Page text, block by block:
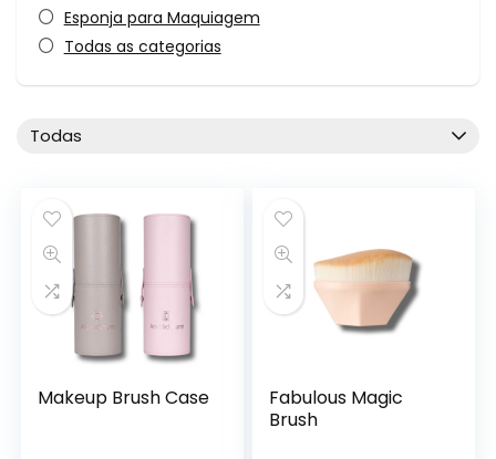
Esponja para Maquiagem
Todas as categorias
Todas
Makeup Brush Case
Fabulous Magic
Brush